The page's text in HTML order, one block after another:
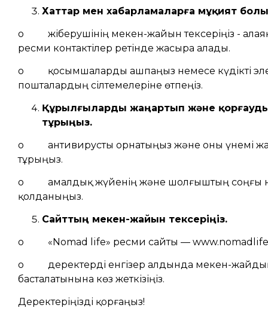
Хаттар мен хабарламаларға мұқият
o жіберушінің мекен-жайын тексеріңіз -
ресми контактілер ретінде жасыра алады.
o қосымшаларды ашпаңыз немесе күдікті
пошталардың сілтемелеріне өтпеңіз.
Құрылғыларды жаңартып және қорғауды
тұрыңыз.
o антивирусты орнатыңыз және оны үнемі
тұрыңыз.
o амалдық жүйенің және шолғыштың соңғы
қолданыңыз.
Сайттың мекен-жайын тексеріңіз.
o «Nomad life» ресми сайты —
o деректерді енгізер алдында мекен-
басталатынына көз жеткізіңіз.
Деректеріңізді қорғаңыз!